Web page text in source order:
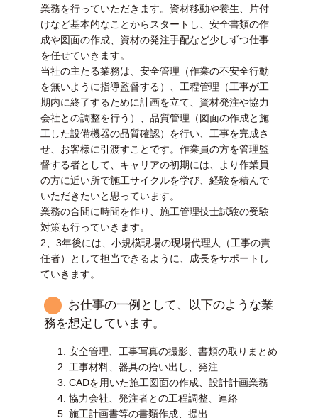
業務を行っていただきます。資材移動や養生、片付
けなど基本的なことからスタートし、安全書類の作
成や図面の作成、資材の発注手配など少しずつ仕事
を任せていきます。
当社の主たる業務は、安全管理（作業の不安全行動
を無いように指導監督する）、工程管理（工事が工
期内に終了するために計画を立て、資材発注や協力
会社との調整を行う）、品質管理（図面の作成と施
工した設備機器の品質確認）を行い、工事を完成さ
せ、お客様に引渡すことです。作業員の方を管理監
督する者として、キャリアの初期には、より作業員
の方に近い所で施工サイクルを学び、経験を積んで
いただきたいと思っています。
業務の合間に時間を作り、施工管理技士試験の受験
対策も行っていきます。
2、3年後には、小規模現場の現場代理人（工事の責
任者）として担当できるように、成長をサポートし
ていきます。
お仕事の一例として、以下のような業
務を想定しています。
安全管理、工事写真の撮影、書類の取りまとめ
工事材料、器具の拾い出し、発注
CADを用いた施工図面の作成、設計計画業務
協力会社、発注者との工程調整、連絡
施工計画書等の書類作成、提出